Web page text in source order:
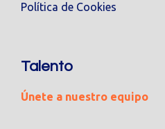
Política de Cookies
Talento
Únete a nuestro equipo